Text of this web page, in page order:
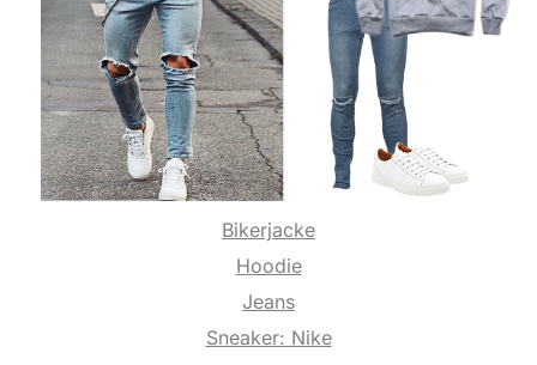
Bikerjacke
Hoodie
Jeans
Sneaker: Nike